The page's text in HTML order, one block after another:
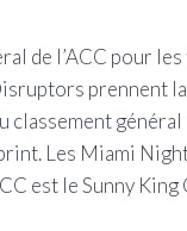
de l’ACC pour
prennent
classement
Les Miami
est le Sunny